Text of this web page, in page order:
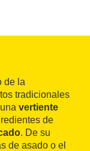
de la
tradicionales
vertiente
de
. De su
de asado o el